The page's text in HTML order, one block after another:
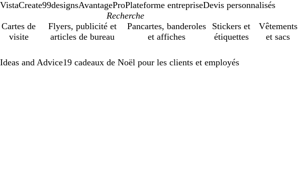
VistaCreate99designsAvantageProPlateforme entrepriseDevis personnalisés
Cartes de
visite
Flyers, publicité et
articles de bureau
Pancartes, banderoles
et affiches
Stickers et
étiquettes
Vêtements
et sacs
Ideas and Advice19 cadeaux de Noël pour les clients et employés